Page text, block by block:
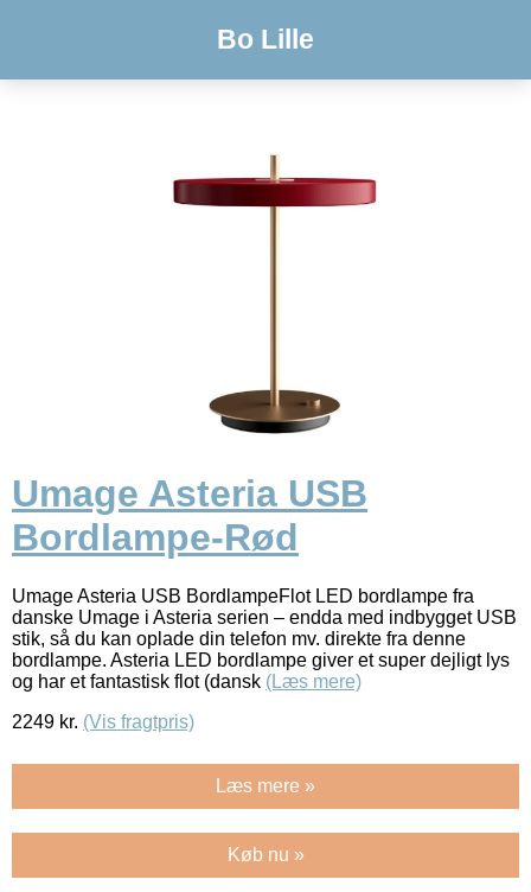
Bo Lille
Umage Asteria USB
Bordlampe-Rød
Umage Asteria USB BordlampeFlot LED bordlampe fra
danske Umage i Asteria serien – endda med indbygget USB
stik, så du kan oplade din telefon mv. direkte fra denne
bordlampe. Asteria LED bordlampe giver et super dejligt lys
og har et fantastisk flot (dansk (Læs mere)
2249 kr. (Vis fragtpris)
Læs mere »
Køb nu »